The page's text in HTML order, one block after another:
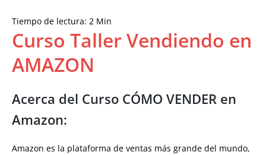
Tiempo de lectura: 2 Min
Curso Taller Vendiendo en
AMAZON
Acerca del Curso CÓMO VENDER en
Amazon:
Amazon es la plataforma de ventas más grande del mundo,